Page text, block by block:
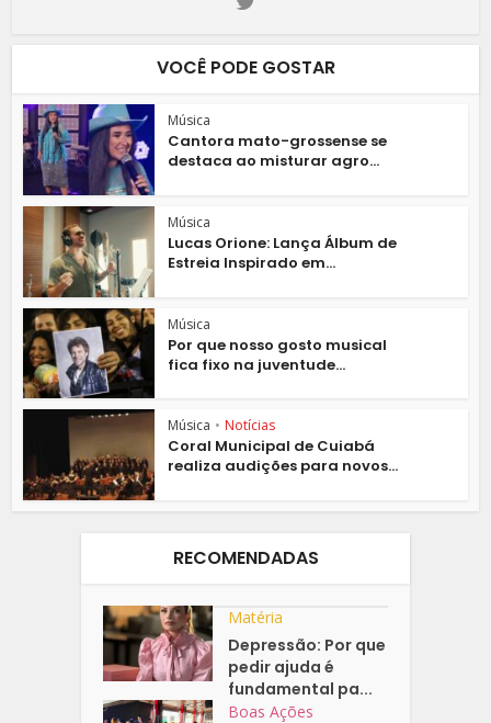
VOCÊ PODE GOSTAR
Música
Cantora mato-grossense se
destaca ao misturar agro...
Música
Lucas Orione: Lança Álbum de
Estreia Inspirado em...
Música
Por que nosso gosto musical
fica fixo na juventude...
Música • Notícias
Coral Municipal de Cuiabá
realiza audições para novos...
RECOMENDADAS
Matéria
Depressão: Por que
pedir ajuda é
fundamental pa...
Boas Ações